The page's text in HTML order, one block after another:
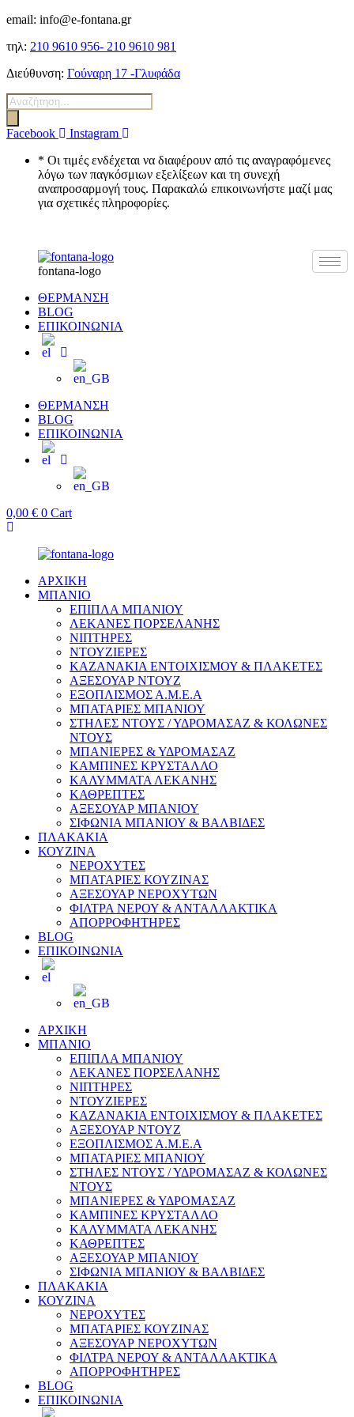
email: info@e-fontana.gr
τηλ: 210 9610 956- 210 9610 981
Διεύθυνση: Γούναρη 17 -Γλυφάδα
Αναζήτηση
προϊόντων
Facebook
Instagram
* Οι τιμές ενδέχεται να διαφέρουν από τις αναγραφόμενες
λόγω των παγκόσμιων εξελίξεων και τη συνεχή
αναπροσαρμογή τους. Παρακαλώ επικοινωνήστε μαζί μας
για σχετικές πληροφορίες.
fontana-logo
ΘΕΡΜΑΝΣΗ
BLOG
ΕΠΙΚΟΙΝΩΝΙΑ
ΘΕΡΜΑΝΣΗ
BLOG
ΕΠΙΚΟΙΝΩΝΙΑ
0,00 € 0 Cart
ΑΡΧΙΚΗ
ΜΠΑΝΙΟ
ΕΠΙΠΛΑ ΜΠΑΝΙΟΥ
ΛΕΚΑΝΕΣ ΠΟΡΣΕΛΑΝΗΣ
ΝΙΠΤΗΡΕΣ
ΝΤΟΥΖΙΕΡΕΣ
ΚΑΖΑΝΑΚΙΑ ΕΝΤΟΙΧΙΣΜΟΥ & ΠΛΑΚΕΤΕΣ
ΑΞΕΣΟΥΑΡ ΝΤΟΥΖ
ΕΞΟΠΛΙΣΜΟΣ Α.Μ.Ε.Α
ΜΠΑΤΑΡΙΕΣ ΜΠΑΝΙΟΥ
ΣΤΗΛΕΣ ΝΤΟΥΣ / ΥΔΡΟΜΑΣΑΖ & ΚΟΛΩΝΕΣ
ΝΤΟΥΣ
ΜΠΑΝΙΕΡΕΣ & ΥΔΡΟΜΑΣΑΖ
ΚΑΜΠΙΝΕΣ ΚΡΥΣΤΑΛΛΟ
ΚΑΛΥΜΜΑΤΑ ΛΕΚΑΝΗΣ
ΚΑΘΡΕΠΤΕΣ
ΑΞΕΣΟΥΑΡ ΜΠΑΝΙΟΥ
ΣΙΦΩΝΙΑ ΜΠΑΝΙΟΥ & ΒΑΛΒΙΔΕΣ
ΠΛΑΚΑΚΙΑ
ΚΟΥΖΙΝΑ
ΝΕΡΟΧΥΤΕΣ
ΜΠΑΤΑΡΙΕΣ ΚΟΥΖΙΝΑΣ
ΑΞΕΣΟΥΑΡ ΝΕΡΟΧΥΤΩΝ
ΦΙΛΤΡΑ ΝΕΡΟΥ & ΑΝΤΑΛΛΑΚΤΙΚΑ
ΑΠΟΡΡΟΦΗΤΗΡΕΣ
BLOG
ΕΠΙΚΟΙΝΩΝΙΑ
ΑΡΧΙΚΗ
ΜΠΑΝΙΟ
ΕΠΙΠΛΑ ΜΠΑΝΙΟΥ
ΛΕΚΑΝΕΣ ΠΟΡΣΕΛΑΝΗΣ
ΝΙΠΤΗΡΕΣ
ΝΤΟΥΖΙΕΡΕΣ
ΚΑΖΑΝΑΚΙΑ ΕΝΤΟΙΧΙΣΜΟΥ & ΠΛΑΚΕΤΕΣ
ΑΞΕΣΟΥΑΡ ΝΤΟΥΖ
ΕΞΟΠΛΙΣΜΟΣ Α.Μ.Ε.Α
ΜΠΑΤΑΡΙΕΣ ΜΠΑΝΙΟΥ
ΣΤΗΛΕΣ ΝΤΟΥΣ / ΥΔΡΟΜΑΣΑΖ & ΚΟΛΩΝΕΣ
ΝΤΟΥΣ
ΜΠΑΝΙΕΡΕΣ & ΥΔΡΟΜΑΣΑΖ
ΚΑΜΠΙΝΕΣ ΚΡΥΣΤΑΛΛΟ
ΚΑΛΥΜΜΑΤΑ ΛΕΚΑΝΗΣ
ΚΑΘΡΕΠΤΕΣ
ΑΞΕΣΟΥΑΡ ΜΠΑΝΙΟΥ
ΣΙΦΩΝΙΑ ΜΠΑΝΙΟΥ & ΒΑΛΒΙΔΕΣ
ΠΛΑΚΑΚΙΑ
ΚΟΥΖΙΝΑ
ΝΕΡΟΧΥΤΕΣ
ΜΠΑΤΑΡΙΕΣ ΚΟΥΖΙΝΑΣ
ΑΞΕΣΟΥΑΡ ΝΕΡΟΧΥΤΩΝ
ΦΙΛΤΡΑ ΝΕΡΟΥ & ΑΝΤΑΛΛΑΚΤΙΚΑ
ΑΠΟΡΡΟΦΗΤΗΡΕΣ
BLOG
ΕΠΙΚΟΙΝΩΝΙΑ